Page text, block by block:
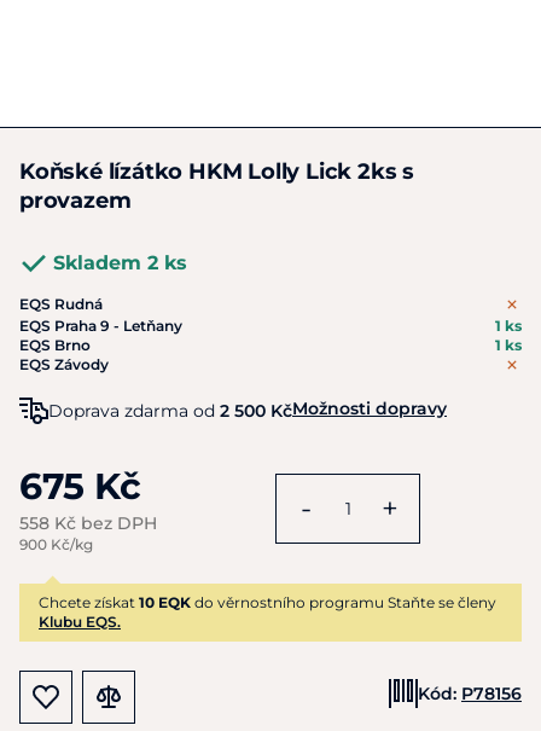
Koňské lízátko HKM Lolly Lick 2ks s
provazem
Skladem 2 ks
EQS Rudná
EQS Praha 9 - Letňany
1 ks
EQS Brno
1 ks
EQS Závody
Doprava zdarma od 2 500 KčMožnosti dopravy
675 Kč
558 Kč bez DPH
900 Kč/kg
- +
Chcete získat 10 EQK do věrnostního programu Staňte se členy
Klubu EQS.
Kód: P78156